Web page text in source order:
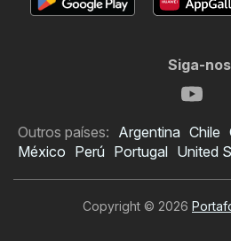
Siga-nos
Outros países: Argentina Chile
México Perú Portugal United
Copyright © 2026